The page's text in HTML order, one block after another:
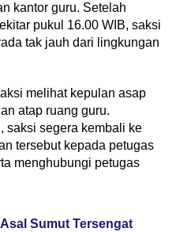
kantor guru. Setelah
pukul 16.00 WIB, saksi
tak jauh dari lingkungan
melihat kepulan asap
atap ruang guru.
saksi segera kembali ke
tersebut kepada petugas
menghubungi petugas
Sumut Tersengat